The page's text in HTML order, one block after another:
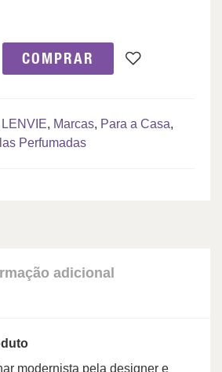
COMPRAR
LENVIE, Marcas, Para a Casa,
Perfumadas
adicional
modernista pela designer e